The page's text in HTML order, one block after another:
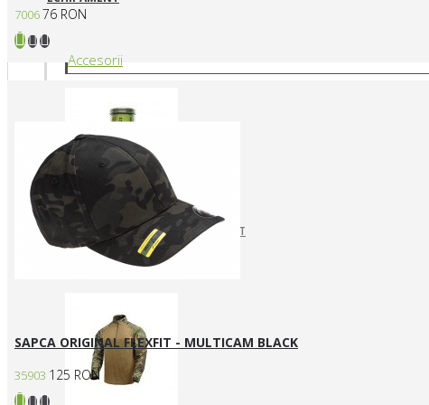
Accesorii
CURELE REPLICI AIRSOFT
HUSE SI GENTI TRANSPORT
Articole vestimentare
700676 RON
SAPCA ORIGINAL FLEXFIT - MULTICAM BLACK
35903 125 RON